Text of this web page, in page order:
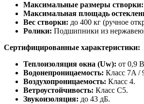
Максимальные размеры створки:
Максимальная площадь
Вес створки: до 400 кг (ручное
Ролики: Подшипники из
Сертифицированные характеристики:
Теплоизоляция окна (Uw): от 0,9
Водонепроницаемость: Класс 7A /
Воздухопроницаемость: Класс 4.
Ветроустойчивость: Класс C5.
Звукоизоляция: до 43 дБ.